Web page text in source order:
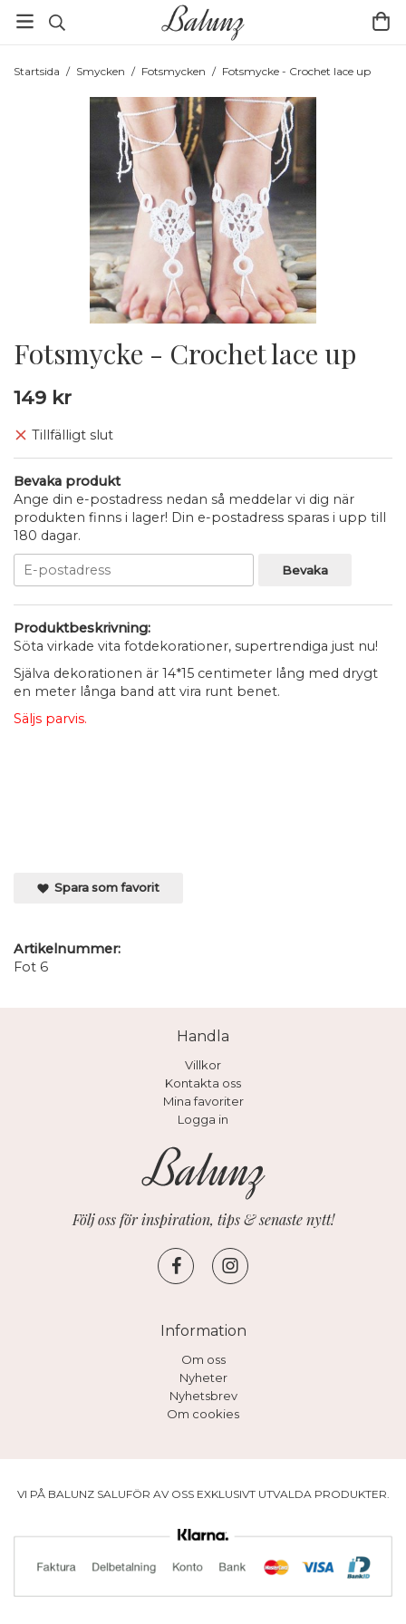
Startsida / Smycken / Fotsmycken / Fotsmycke - Crochet lace up
Fotsmycke - Crochet lace up
149 kr
Tillfälligt slut
Bevaka produkt
Ange din e-postadress nedan så meddelar vi dig när
produkten finns i lager! Din e-postadress sparas i upp till
180 dagar.
Bevaka
Produktbeskrivning:
Söta virkade vita fotdekorationer, supertrendiga just nu!
Själva dekorationen är 14*15 centimeter lång med drygt
en meter långa band att vira runt benet.
Säljs parvis.
Spara som favorit
Artikelnummer:
Fot 6
Handla
Villkor
Kontakta oss
Mina favoriter
Logga in
Följ oss för inspiration, tips & senaste nytt!
Information
Om oss
Nyheter
Nyhetsbrev
Om cookies
VI PÅ BALUNZ SALUFÖR AV OSS EXKLUSIVT UTVALDA PRODUKTER.